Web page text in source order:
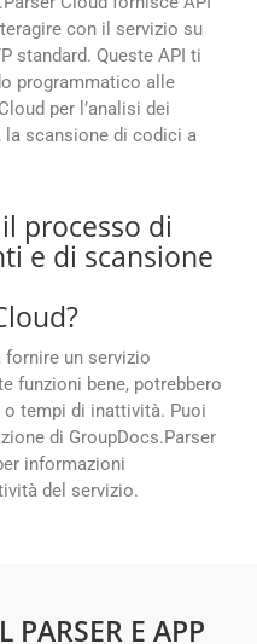
con il servizio su
standard. Queste API ti
programmatico alle
per l’analisi dei
la scansione di codici a
processo di
e di scansione
fornire un servizio
funzioni bene, potrebbero
tempi di inattività. Puoi
di GroupDocs.Parser
informazioni
del servizio.
PARSER E APP